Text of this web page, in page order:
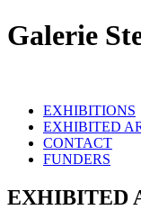
Galerie
EXHIBITIONS
EXHIBITED
CONTACT
FUNDERS
EXHIBITED